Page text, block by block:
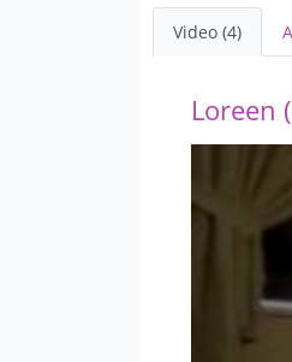
Video (4)
Loreen